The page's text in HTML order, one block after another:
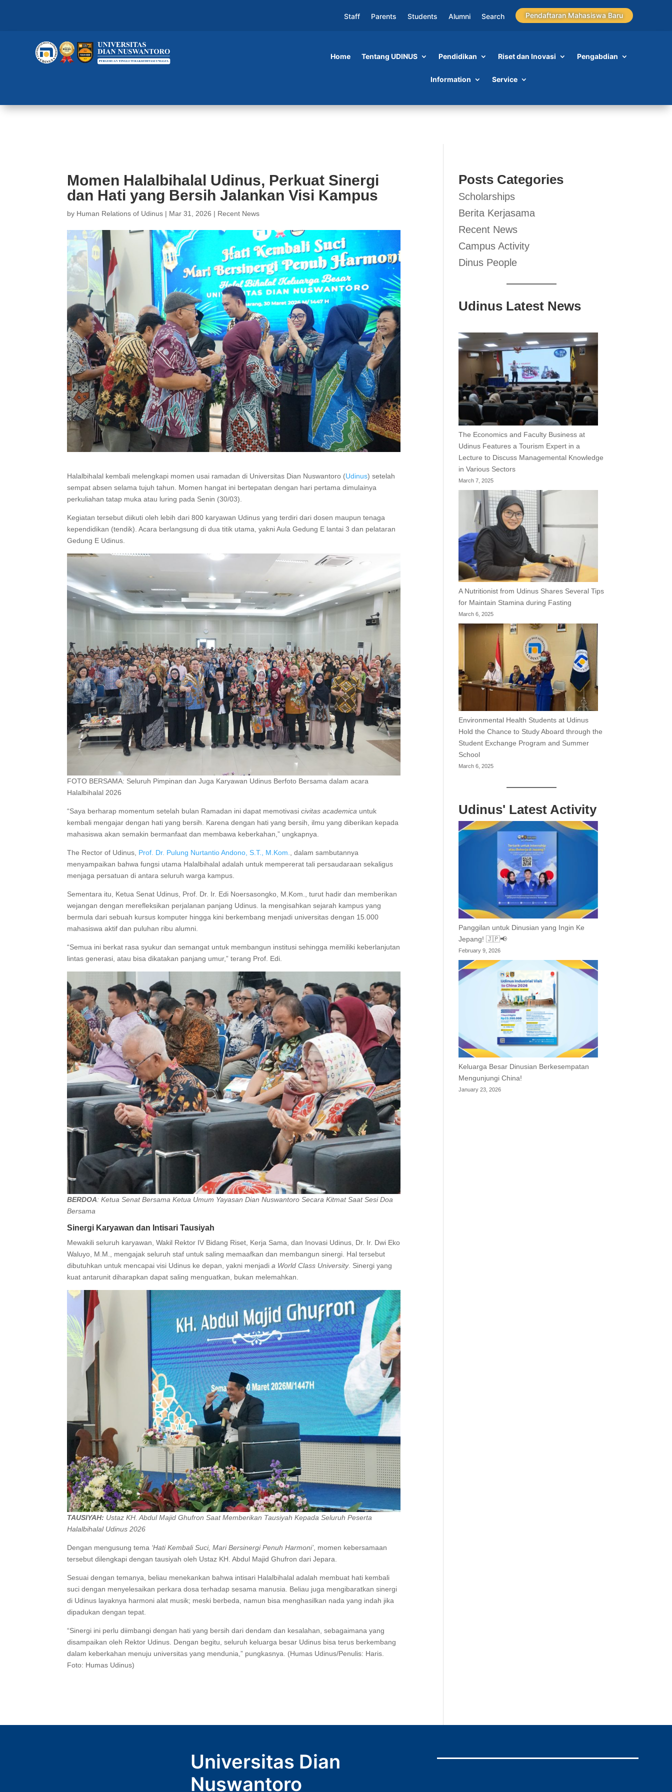
Staff Parents Students Alumni Search Pendaftaran Mahasiswa Baru
Home Tentang UDINUS Pendidikan Riset dan Inovasi Pengabdian
Information Service
Momen Halalbihalal Udinus, Perkuat Sinergi
dan Hati yang Bersih Jalankan Visi Kampus
by Human Relations of Udinus | Mar 31, 2026 | Recent News
Halalbihalal kembali melengkapi momen usai ramadan di Universitas Dian Nuswantoro (Udinus) setelah
sempat absen selama tujuh tahun. Momen hangat ini bertepatan dengan hari pertama dimulainya
perkuliahan tatap muka atau luring pada Senin (30/03).
Kegiatan tersebut diikuti oleh lebih dari 800 karyawan Udinus yang terdiri dari dosen maupun tenaga
kependidikan (tendik). Acara berlangsung di dua titik utama, yakni Aula Gedung E lantai 3 dan pelataran
Gedung E Udinus.
FOTO BERSAMA: Seluruh Pimpinan dan Juga Karyawan Udinus Berfoto Bersama dalam acara
Halalbihalal 2026
“Saya berharap momentum setelah bulan Ramadan ini dapat memotivasicivitas academica untuk
kembali mengajar dengan hati yang bersih. Karena dengan hati yang bersih, ilmu yang diberikan kepada
mahasiswa akan semakin bermanfaat dan membawa keberkahan,” ungkapnya.
The Rector of Udinus, Prof. Dr. Pulung Nurtantio Andono, S.T., M.Kom., dalam sambutannya
menyampaikan bahwa fungsi utama Halalbihalal adalah untuk mempererat tali persaudaraan sekaligus
menjaga persatuan di antara seluruh warga kampus.
Sementara itu, Ketua Senat Udinus, Prof. Dr. Ir. Edi Noersasongko, M.Kom., turut hadir dan memberikan
wejangan dengan merefleksikan perjalanan panjang Udinus. Ia mengisahkan sejarah kampus yang
bermula dari sebuah kursus komputer hingga kini berkembang menjadi universitas dengan 15.000
mahasiswa aktif dan puluhan ribu alumni.
“Semua ini berkat rasa syukur dan semangat untuk membangun institusi sehingga memiliki keberlanjutan
lintas generasi, atau bisa dikatakan panjang umur,” terang Prof. Edi.
BERDOA: Ketua Senat Bersama Ketua Umum Yayasan Dian Nuswantoro Secara Kitmat Saat Sesi Doa
Bersama
Sinergi Karyawan dan Intisari Tausiyah
Mewakili seluruh karyawan, Wakil Rektor IV Bidang Riset, Kerja Sama, dan Inovasi Udinus, Dr. Ir. Dwi Eko
Waluyo, M.M., mengajak seluruh staf untuk saling memaafkan dan membangun sinergi. Hal tersebut
dibutuhkan untuk mencapai visi Udinus ke depan, yakni menjadia World Class University. Sinergi yang
kuat antarunit diharapkan dapat saling menguatkan, bukan melemahkan.
TAUSIYAH: Ustaz KH. Abdul Majid Ghufron Saat Memberikan Tausiyah Kepada Seluruh Peserta
Halalbihalal Udinus 2026
Dengan mengusung tema ‘Hati Kembali Suci, Mari Bersinergi Penuh Harmoni’, momen kebersamaan
tersebut dilengkapi dengan tausiyah oleh Ustaz KH. Abdul Majid Ghufron dari Jepara.
Sesuai dengan temanya, beliau menekankan bahwa intisari Halalbihalal adalah membuat hati kembali
suci dengan menyelesaikan perkara dosa terhadap sesama manusia. Beliau juga mengibaratkan sinergi
di Udinus layaknya harmoni alat musik; meski berbeda, namun bisa menghasilkan nada yang indah jika
dipadukan dengan tepat.
“Sinergi ini perlu diimbangi dengan hati yang bersih dari dendam dan kesalahan, sebagaimana yang
disampaikan oleh Rektor Udinus. Dengan begitu, seluruh keluarga besar Udinus bisa terus berkembang
dalam keberkahan menuju universitas yang mendunia,” pungkasnya. (Humas Udinus/Penulis: Haris.
Foto: Humas Udinus)
Posts Categories
Scholarships
Berita Kerjasama
Recent News
Campus Activity
Dinus People
Udinus Latest News
The Economics and Faculty Business at
Udinus Features a Tourism Expert in a
Lecture to Discuss Managemental Knowledge
in Various Sectors
March 7, 2025
A Nutritionist from Udinus Shares Several Tips
for Maintain Stamina during Fasting
March 6, 2025
Environmental Health Students at Udinus
Hold the Chance to Study Aboard through the
Student Exchange Program and Summer
School
March 6, 2025
Udinus' Latest Activity
Panggilan untuk Dinusian yang Ingin Ke
Jepang! 🇯🇵📢
February 9, 2026
Keluarga Besar Dinusian Berkesempatan
Mengunjungi China!
January 23, 2026
Universitas Dian
Nuswantoro